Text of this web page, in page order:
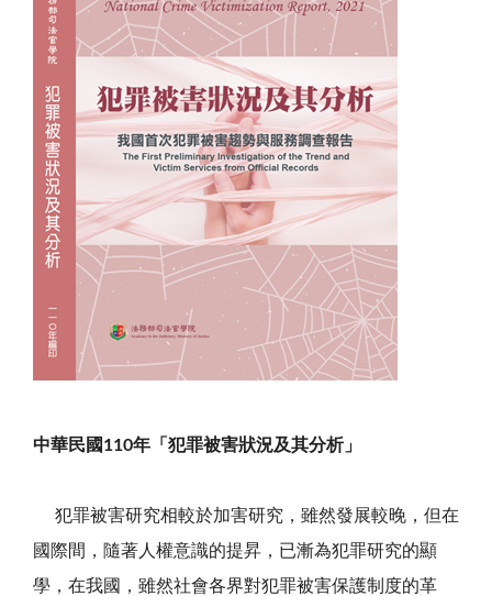
中華民國110年「犯罪被害狀況及其分析」
犯罪被害研究相較於加害研究，雖然發展較晚，但在
國際間，隨著人權意識的提昇，已漸為犯罪研究的顯
學，在我國，雖然社會各界對犯罪被害保護制度的革